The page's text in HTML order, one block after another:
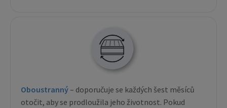
Oboustranný– doporučuje se každých šest měsíců
otočit, aby se prodloužila jeho životnost. Pokud